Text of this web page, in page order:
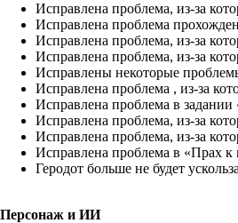
Исправлена проблема, из-за
Исправлена проблема
Исправлена проблема, из-за
Исправлена проблема, из-за
Исправлены некоторые
Исправлена проблема , из-за
Исправлена проблема в задании
Исправлена проблема, из-за
Исправлена проблема, из-за
Исправлена проблема в «Прах к
Геродот больше не будет
Персонаж и ИИ